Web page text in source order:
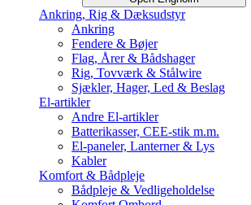
Ankring, Rig & Dæksudstyr
Ankring
Fendere & Bøjer
Flag, Årer & Bådshager
Rig, Tovværk & Stålwire
Sjækler, Hager, Led & Beslag
El-artikler
Andre El-artikler
Batterikasser, CEE-stik m.m.
El-paneler, Lanterner & Lys
Kabler
Komfort & Bådpleje
Bådpleje & Vedligeholdelse